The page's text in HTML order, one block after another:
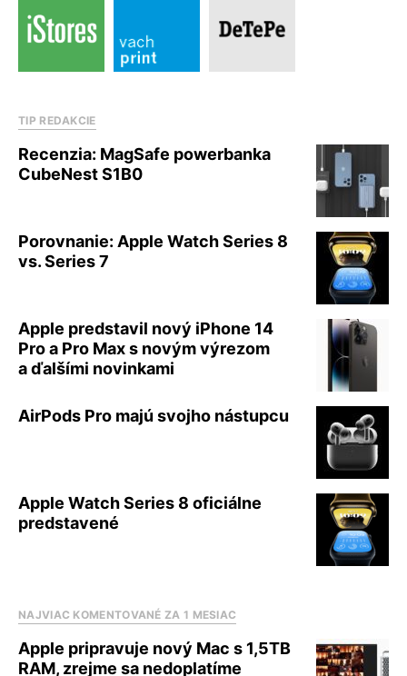
TIP REDAKCIE
Recenzia: MagSafe powerbanka
CubeNest S1B0
Porovnanie: Apple Watch Series 8
vs. Series 7
Apple predstavil nový iPhone 14
Pro a Pro Max s novým výrezom
a ďalšími novinkami
AirPods Pro majú svojho nástupcu
Apple Watch Series 8 oficiálne
predstavené
NAJVIAC KOMENTOVANÉ ZA 1 MESIAC
Apple pripravuje nový Mac s 1,5TB
RAM, zrejme sa nedoplatíme